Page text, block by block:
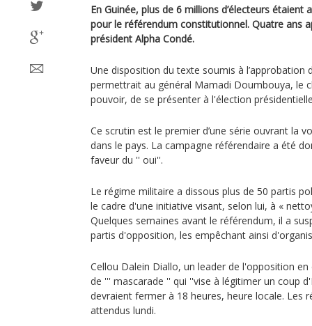
En Guinée, plus de 6 millions d’électeurs étaient
pour le référendum constitutionnel. Quatre ans
président Alpha Condé.
Une disposition du texte soumis à l’approbation
permettrait au général Mamadi Doumbouya, le
pouvoir, de se présenter à l'élection
Ce scrutin est le premier d’une série ouvrant la
dans le pays. La campagne référendaire a été
faveur du '' oui''.
Le régime militaire a dissous plus de 50 partis
le cadre d'une initiative visant, selon lui, à «
Quelques semaines avant le référendum, il a
partis d'opposition, les empêchant ainsi
Cellou Dalein Diallo, un leader de l'opposition
de ''' mascarade '' qui ''vise à légitimer un coup
devraient fermer à 18 heures, heure locale. Les
attendus lundi.